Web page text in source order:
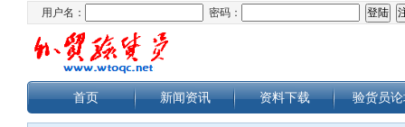
用户名： 密码：
首页 新闻资讯 资料下载 验货员